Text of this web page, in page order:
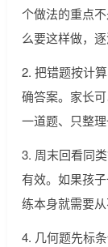
个做法的重点
么要这样做，逐
2. 把错题按计
确答案。家长
一道题、只整
3. 周末回看同
有效。如果孩
练本身就需要从
4. 几何题先标